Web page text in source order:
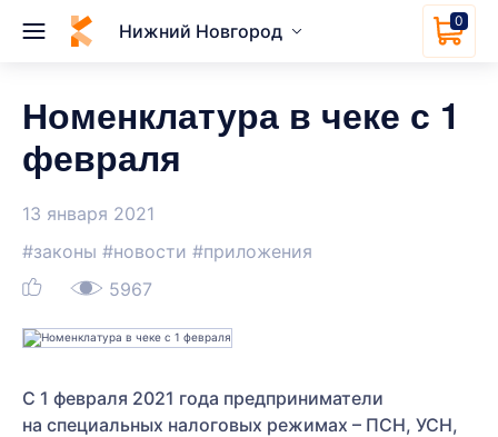
Нижний Новгород 0
Номенклатура в чеке с 1
февраля
13 января 2021
#законы #новости #приложения
5967
С 1 февраля 2021 года предприниматели
на специальных налоговых режимах – ПСН, УСН,